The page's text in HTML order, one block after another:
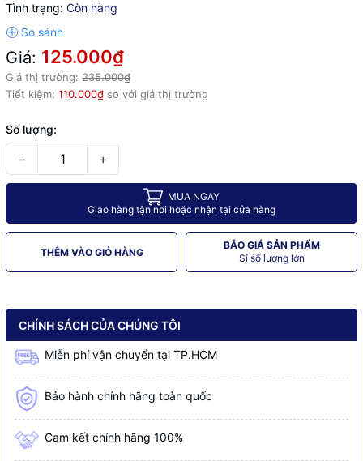
Tình trạng: Còn hàng
Giá: 125.000₫
Giá thị trường: 235.000₫
Tiết kiệm: 110.000₫ so với giá thị trường
Số lượng:
− +
MUA NGAY
Giao hàng tận nơi hoặc nhận tại cửa hàng
THÊM VÀO GIỎ HÀNG
BÁO GIÁ SẢN PHẨM
Sỉ số lượng lớn
CHÍNH SÁCH CỦA CHÚNG TÔI
Miễn phí vận chuyển tại TP.HCM
Bảo hành chính hãng toàn quốc
Cam kết chính hãng 100%